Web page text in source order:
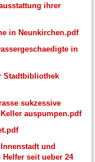
ihrer
in Neunkirchen.pdf
in
Stadtbibliothek
sukzessive
auspumpen.pdf
und
seit ueber 24